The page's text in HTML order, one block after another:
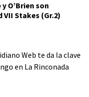
O’Brien son
Stakes (Gr.2)